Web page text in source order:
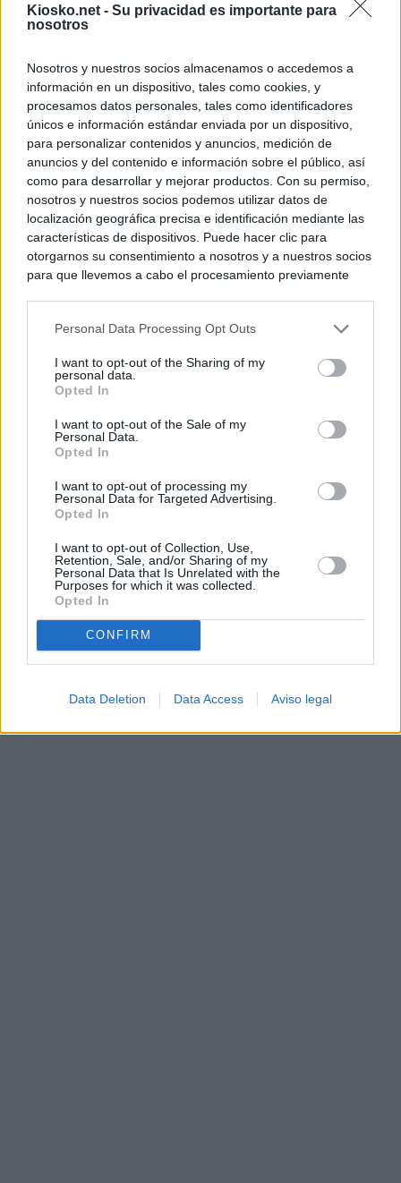
Kiosko.net - Su privacidad es importante para
nosotros
Nosotros y nuestros socios almacenamos o accedemos a
información en un dispositivo, tales como cookies, y
procesamos datos personales, tales como identificadores
únicos e información estándar enviada por un dispositivo,
para personalizar contenidos y anuncios, medición de
anuncios y del contenido e información sobre el público, así
como para desarrollar y mejorar productos. Con su permiso,
nosotros y nuestros socios podemos utilizar datos de
localización geográfica precisa e identificación mediante las
características de dispositivos. Puede hacer clic para
otorgarnos su consentimiento a nosotros y a nuestros socios
para que llevemos a cabo el procesamiento previamente
negar su consentimiento. Tenga en cuenta que algún
de su consentimiento, pero usted tiene el derecho de
rechazar tal procesamiento. Sus preferencias se aplicarán
cualquier momento entrando de nuevo en este sitio web o
visitando nuestra política de privacidad.
Personal Data Processing Opt Outs
I want to opt-out of the Sharing of my
personal data.
Opted In
I want to opt-out of the Sale of my
Personal Data.
Opted In
I want to opt-out of processing my
Personal Data for Targeted Advertising.
Opted In
I want to opt-out of Collection, Use,
Retention, Sale, and/or Sharing of my
Personal Data that Is Unrelated with the
Purposes for which it was collected.
Opted In
CONFIRM
Data Deletion Data Access Aviso legal